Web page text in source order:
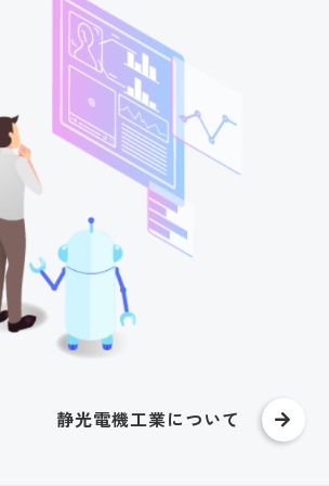
静光電機工業について